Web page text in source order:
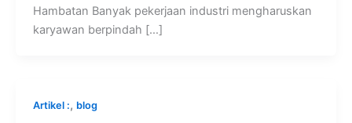
Hambatan Banyak pekerjaan industri mengharuskan
karyawan berpindah […]
Artikel :, blog